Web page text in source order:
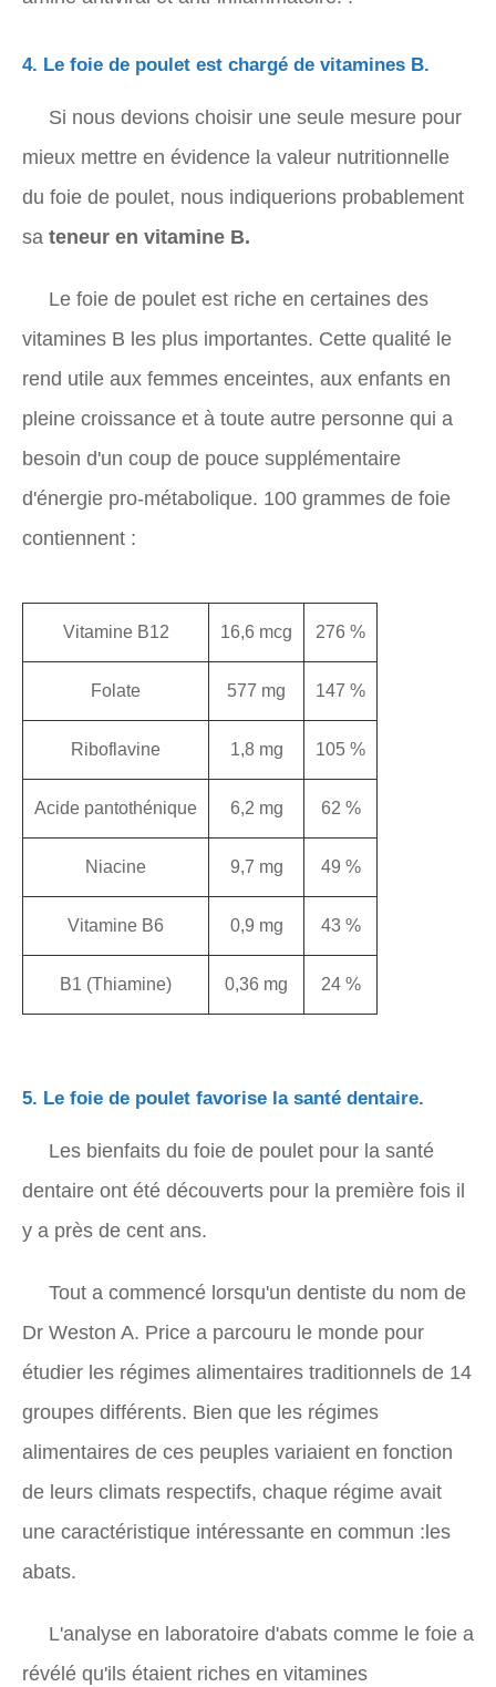
4. Le foie de poulet est chargé de vitamines B.
Si nous devions choisir une seule mesure pour
mieux mettre en évidence la valeur nutritionnelle
du foie de poulet, nous indiquerions probablement
sa teneur en vitamine B.
Le foie de poulet est riche en certaines des
vitamines B les plus importantes. Cette qualité le
rend utile aux femmes enceintes, aux enfants en
pleine croissance et à toute autre personne qui a
besoin d'un coup de pouce supplémentaire
d'énergie pro-métabolique. 100 grammes de foie
contiennent :
Vitamine B12 16,6 mcg 276 %
Folate 577 mg 147 %
Riboflavine 1,8 mg 105 %
Acide pantothénique 6,2 mg 62 %
Niacine 9,7 mg 49 %
Vitamine B6 0,9 mg 43 %
B1 (Thiamine) 0,36 mg 24 %
5. Le foie de poulet favorise la santé dentaire.
Les bienfaits du foie de poulet pour la santé
dentaire ont été découverts pour la première fois il
y a près de cent ans.
Tout a commencé lorsqu'un dentiste du nom de
Dr Weston A. Price a parcouru le monde pour
étudier les régimes alimentaires traditionnels de 14
groupes différents. Bien que les régimes
alimentaires de ces peuples variaient en fonction
de leurs climats respectifs, chaque régime avait
une caractéristique intéressante en commun :les
abats.
L'analyse en laboratoire d'abats comme le foie a
révélé qu'ils étaient riches en vitamines